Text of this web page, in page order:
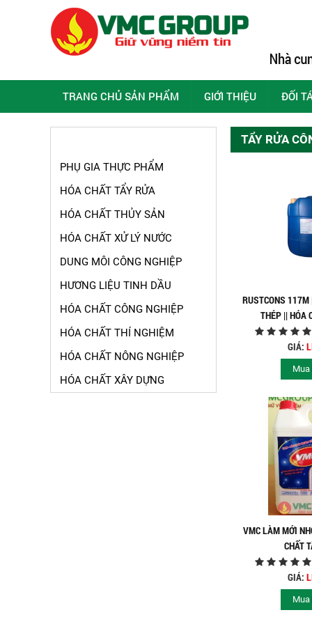
TRANG CHỦ SẢN PHẨM GIỚI THIỆU ĐỐI
PHỤ GIA THỰC PHẨM
HÓA CHẤT TẨY RỬA
HÓA CHẤT THỦY SẢN
HÓA CHẤT XỬ LÝ NƯỚC
DUNG MÔI CÔNG NGHIỆP
HƯƠNG LIỆU TINH DẦU
HÓA CHẤT CÔNG NGHIỆP
HÓA CHẤT THÍ NGHIỆM
HÓA CHẤT NÔNG NGHIỆP
HÓA CHẤT XÂY DỰNG
TẨY RỬA
RUSTCONS 117M
THÉP || HÓA
GIÁ:
Mua
VMC LÀM MỚI
CHẤT
GIÁ:
Mua
Dịch vụ bán hàng chuyên nghiệp và
Sản phẩm hàng hóa chính hãng, đa